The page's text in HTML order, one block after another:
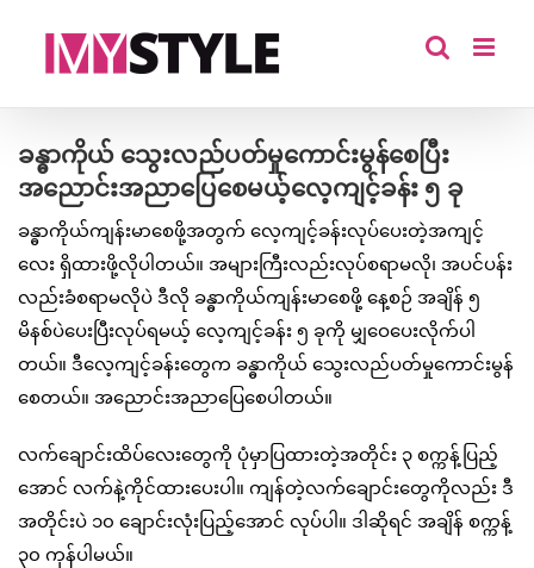
ခန္ဓာကိုယ် သွေးလည်ပတ်မှုကောင်းမွန်စေပြီး
အညောင်းအညာပြေစေမယ့်လေ့ကျင့်ခန်း ၅ ခု
ခန္ဓာကိုယ်ကျန်းမာစေဖို့အတွက် လေ့ကျင့်ခန်းလုပ်ပေးတဲ့အကျင့်
လေး ရှိထားဖို့လိုပါတယ်။ အများကြီးလည်းလုပ်စရာမလို၊ အပင်ပန်း
လည်းခံစရာမလိုပဲ ဒီလို ခန္ဓာကိုယ်ကျန်းမာစေဖို့ နေ့စဉ် အချိန် ၅
မိနစ်ပဲပေးပြီးလုပ်ရမယ့် လေ့ကျင့်ခန်း ၅ ခုကို မျှဝေပေးလိုက်ပါ
တယ်။ ဒီလေ့ကျင့်ခန်းတွေက ခန္ဓာကိုယ် သွေးလည်ပတ်မှုကောင်းမွန်
စေတယ်။ အညောင်းအညာပြေစေပါတယ်။
လက်ချောင်းထိပ်လေးတွေကို ပုံမှာပြထားတဲ့အတိုင်း ၃ စက္ကန့်ပြည့်
အောင် လက်နဲ့ကိုင်ထားပေးပါ။ ကျန်တဲ့လက်ချောင်းတွေကိုလည်း ဒီ
အတိုင်းပဲ ၁၀ ချောင်းလုံးပြည့်အောင် လုပ်ပါ။ ဒါဆိုရင် အချိန် စက္ကန့်
၃၀ ကုန်ပါမယ်။